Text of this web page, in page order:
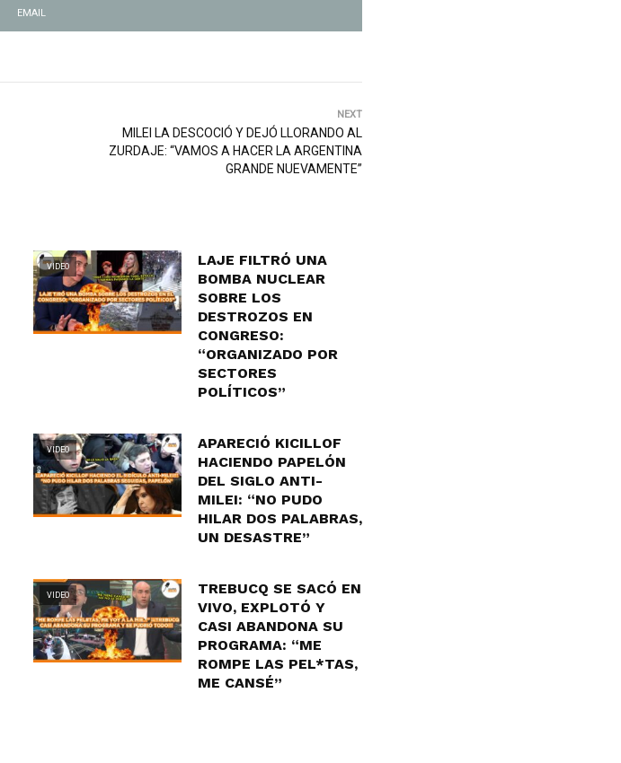
EMAIL
NEXT
MILEI LA DESCOCIÓ Y DEJÓ LLORANDO AL
ZURDAJE: “VAMOS A HACER LA ARGENTINA
GRANDE NUEVAMENTE”
VIDEO
LAJE FILTRÓ UNA
BOMBA NUCLEAR
SOBRE LOS
DESTROZOS EN
CONGRESO:
“ORGANIZADO POR
SECTORES
POLÍTICOS”
VIDEO
APARECIÓ KICILLOF
HACIENDO PAPELÓN
DEL SIGLO ANTI-
MILEI: “NO PUDO
HILAR DOS PALABRAS,
UN DESASTRE”
VIDEO
TREBUCQ SE SACÓ EN
VIVO, EXPLOTÓ Y
CASI ABANDONA SU
PROGRAMA: “ME
ROMPE LAS PEL*TAS,
ME CANSÉ”